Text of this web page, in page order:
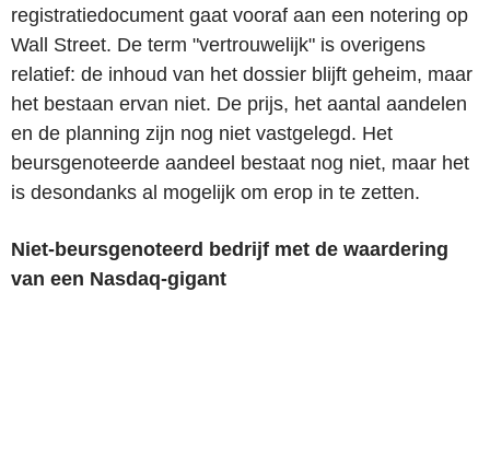
registratiedocument gaat vooraf aan een notering op
Wall Street. De term "vertrouwelijk" is overigens
relatief: de inhoud van het dossier blijft geheim, maar
het bestaan ervan niet. De prijs, het aantal aandelen
en de planning zijn nog niet vastgelegd. Het
beursgenoteerde aandeel bestaat nog niet, maar het
is desondanks al mogelijk om erop in te zetten.
Niet-beursgenoteerd bedrijf met de waardering
van een Nasdaq-gigant